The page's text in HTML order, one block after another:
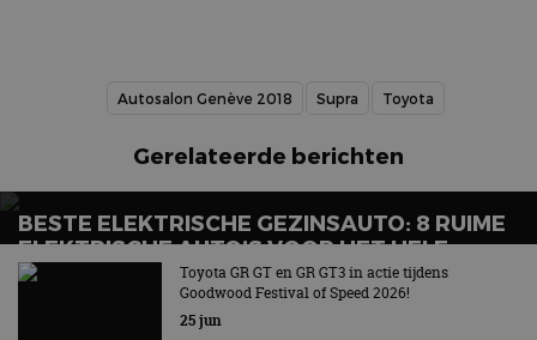
Autosalon Genève 2018 Supra Toyota
Gerelateerde berichten
BESTE ELEKTRISCHE GEZINSAUTO: 8 RUIME
ELEKTRISCHE AUTO’S VOOR HET HELE
GEZIN
Wat is de beste elektrische gezinsauto voor grote
Toyota GR GT en GR GT3 in actie tijdens
Goodwood Festival of Speed 2026!
25 jun